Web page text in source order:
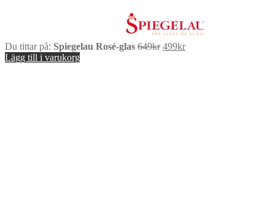
Du tittar på: Spiegelau Rosé-glas 649kr Det
499krDet
Lägg till i varukorg